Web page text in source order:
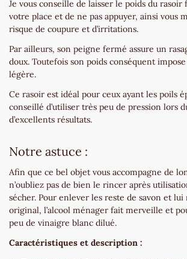
Je vous conseille de laisser le poids du rasoir
votre place et de ne pas appuyer, ainsi vous
risque de coupure et d’irritations.
Par ailleurs, son peigne fermé assure un
doux. Toutefois son poids conséquent impose
légère.
Ce rasoir est idéal pour ceux ayant les poils
conseillé d’utiliser très peu de pression lors
d’excellents résultats.
Notre astuce :
Afin que ce bel objet vous accompagne de
n’oubliez pas de bien le rincer après
sécher. Pour enlever les reste de savon et
original, l’alcool ménager fait merveille et
peu de vinaigre blanc dilué.
Caractéristiques et description :